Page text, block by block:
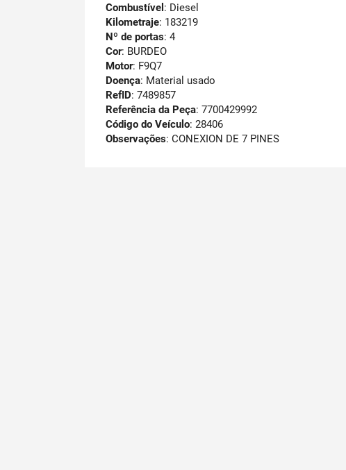
Combustível : Diesel
Kilometraje: 183219
Nº de portas: 4
Cor: BURDEO
Motor: F9Q7
Doença: Material usado
RefID: 7489857
Referência da Peça: 7700429992
Código do Veículo: 28406
Observações: CONEXION DE 7 PINES